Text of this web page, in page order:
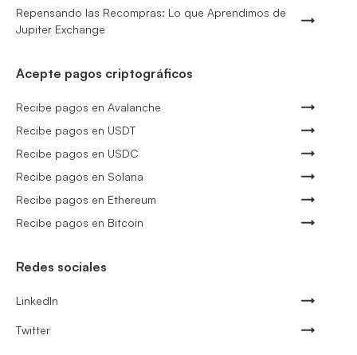
Repensando las Recompras: Lo que Aprendimos de
Jupiter Exchange
Acepte pagos criptográficos
Recibe pagos en Avalanche
Recibe pagos en USDT
Recibe pagos en USDC
Recibe pagos en Solana
Recibe pagos en Ethereum
Recibe pagos en Bitcoin
Redes sociales
LinkedIn
Twitter